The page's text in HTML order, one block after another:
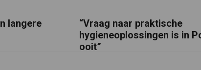
langere
“Vraag naar praktische
hygieneoplossingen is in
ooit”